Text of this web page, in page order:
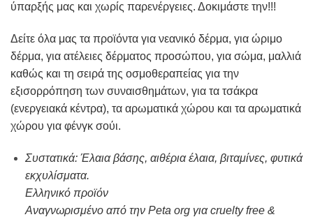
ύπαρξής μας και χωρίς παρενέργειες. Δοκιμάστε την!!!
Δείτε όλα μας τα προϊόντα για νεανικό δέρμα, για ώριμο
δέρμα, για ατέλειες δέρματος προσώπου, για σώμα, μαλλιά
καθώς και τη σειρά της οσμοθεραπείας για την
εξισορρόπηση των συναισθημάτων, για τα τσάκρα
(ενεργειακά κέντρα), τα αρωματικά χώρου και τα αρωματικά
χώρου για φένγκ σούι.
Συστατικά: Έλαια βάσης, αιθέρια έλαια, βιταμίνες, φυτικά
εκχυλίσματα.
Ελληνικό προϊόν
Αναγνωρισμένο από την Peta org για cruelty free &